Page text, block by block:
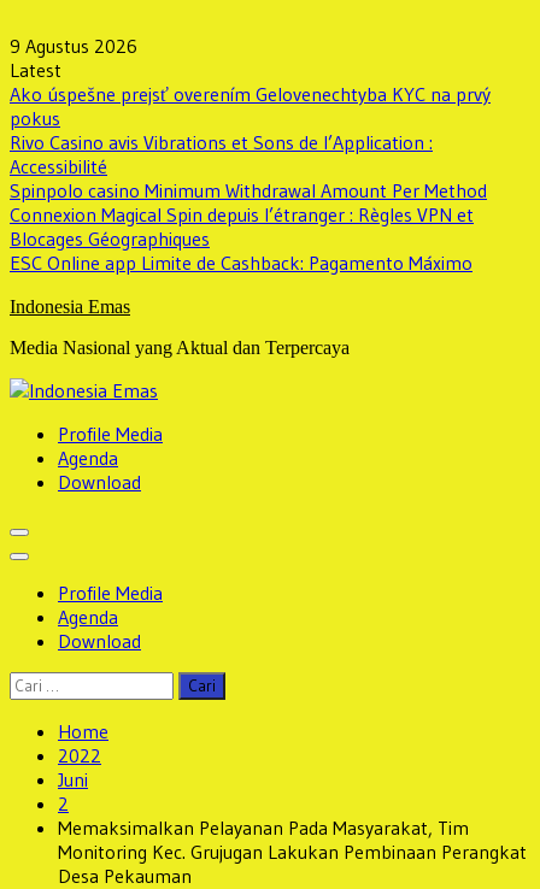
to
content
9 Agustus 2026
Latest
Ako úspešne prejsť overením Gelovenechtyba KYC na prvý
pokus
Rivo Casino avis Vibrations et Sons de l’Application :
Accessibilité
Spinpolo casino Minimum Withdrawal Amount Per Method
Connexion Magical Spin depuis l’étranger : Règles VPN et
Blocages Géographiques
ESC Online app Limite de Cashback: Pagamento Máximo
Indonesia Emas
Media Nasional yang Aktual dan Terpercaya
Profile Media
Agenda
Download
Profile Media
Agenda
Download
Cari
untuk:
Home
2022
Juni
2
Memaksimalkan Pelayanan Pada Masyarakat, Tim
Monitoring Kec. Grujugan Lakukan Pembinaan Perangkat
Desa Pekauman